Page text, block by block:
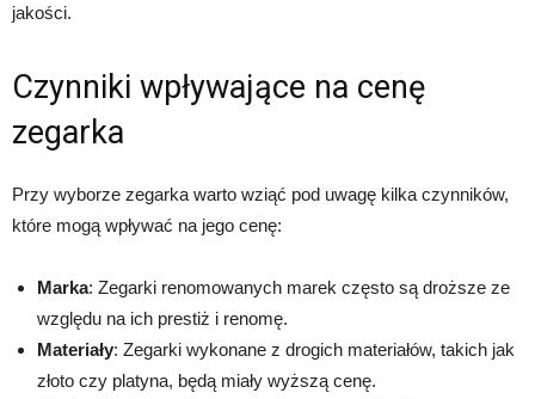
jakości.
Czynniki wpływające na cenę
zegarka
Przy wyborze zegarka warto wziąć pod uwagę kilka czynników,
które mogą wpływać na jego cenę:
Marka: Zegarki renomowanych marek często są droższe ze
względu na ich prestiż i renomę.
Materiały: Zegarki wykonane z drogich materiałów, takich jak
złoto czy platyna, będą miały wyższą cenę.